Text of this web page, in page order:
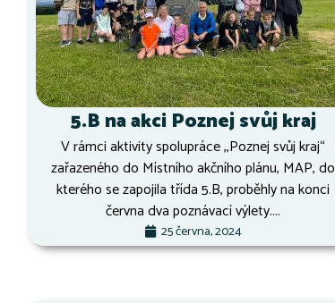
5.B na akci Poznej svůj kraj
V rámci aktivity spolupráce ,,Poznej svůj kraj“
zařazeného do Místního akčního plánu, MAP, do
kterého se zapojila třída 5.B, proběhly na konci
června dva poznávací výlety....
25 června, 2024